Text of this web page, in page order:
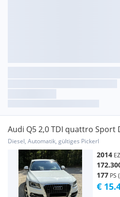
Audi Q5 2,0 TDI quattro Sport
Diesel, Automatik, gültiges Pickerl
2014 EZ
177 PS
€